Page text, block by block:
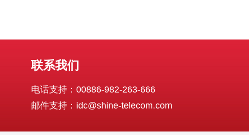
联系我们
电话支持：00886-982-263-666
邮件支持：idc@shine-telecom.com